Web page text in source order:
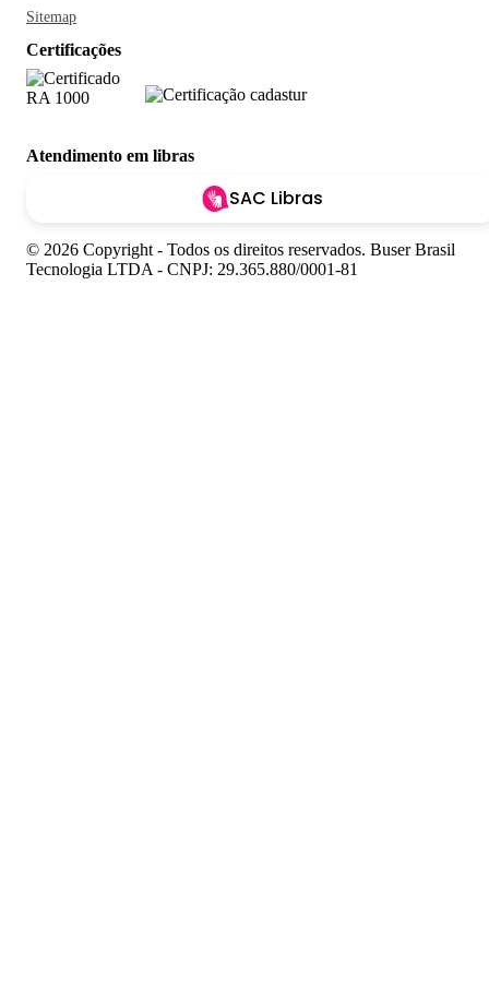
Sitemap
Certificações
Atendimento em libras
SAC Libras
© 2026 Copyright - Todos os direitos reservados. Buser Brasil
Tecnologia LTDA - CNPJ: 29.365.880/0001-81